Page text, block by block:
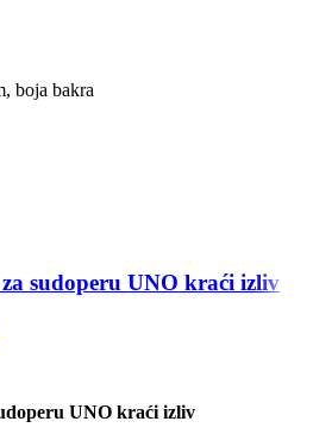
boja bakra
sudoperu UNO kraći izliv
UNO kraći izliv